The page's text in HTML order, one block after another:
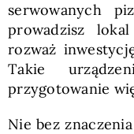
serwowanych
prowadzisz
rozważ
Takie
przygotowanie
Nie bez